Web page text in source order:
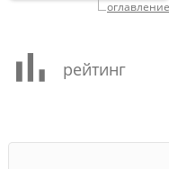
оглавление
рейтинг